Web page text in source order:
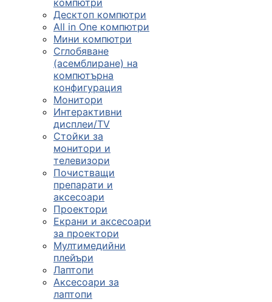
компютри
Десктоп компютри
All in One компютри
Мини компютри
Сглобяване
(асемблиране) на
компютърна
конфигурация
Монитори
Интерактивни
дисплеи/TV
Стойки за
монитори и
телевизори
Почистващи
препарати и
аксесоари
Проектори
Екрани и аксесоари
за проектори
Мултимедийни
плейъри
Лаптопи
Аксесоари за
лаптопи